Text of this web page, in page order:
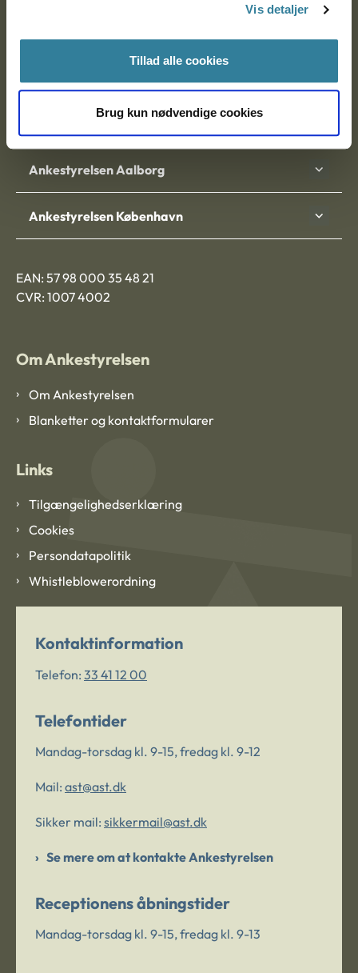
Vis detaljer
Tillad alle cookies
Brug kun nødvendige cookies
Nytorv 7, 2. sal
9000 Aalborg
Ankestyrelsen Aalborg
Ankestyrelsen København
EAN: 57 98 000 35 48 21
CVR: 1007 4002
Om Ankestyrelsen
Om Ankestyrelsen
Blanketter og kontaktformularer
Links
Tilgængelighedserklæring
Cookies
Persondatapolitik
Whistleblowerordning
Kontaktinformation
Telefon: 33 41 12 00
Telefontider
Mandag-torsdag kl. 9-15, fredag kl. 9-12
Mail: ast@ast.dk
Sikker mail: sikkermail@ast.dk
Se mere om at kontakte Ankestyrelsen
Receptionens åbningstider
Mandag-torsdag kl. 9-15, fredag kl. 9-13